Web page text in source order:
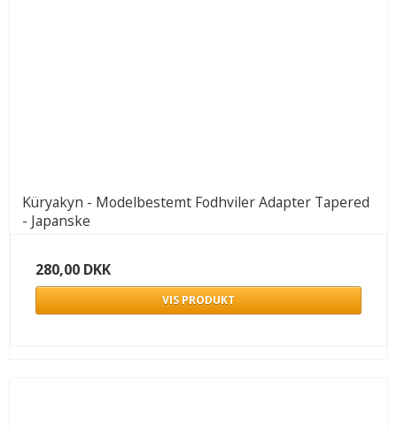
Küryakyn - Modelbestemt Fodhviler Adapter Tapered
- Japanske
280,00 DKK
VIS PRODUKT